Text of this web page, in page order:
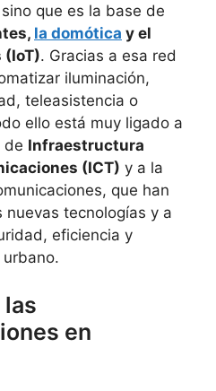
que es la base de
la domótica y el
(IoT). Gracias a esa red
iluminación,
teleasistencia o
ello está muy ligado a
de Infraestructura
(ICT) y a la
que han
tecnologías y a
eficiencia y
las
en